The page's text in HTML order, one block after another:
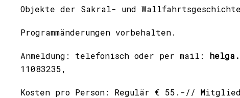
Objekte der Sakral- und
Programmänderungen vorbehalten.
Anmeldung: telefonisch oder per mail:
11083235,
Kosten pro Person: Regulär € 55.-//